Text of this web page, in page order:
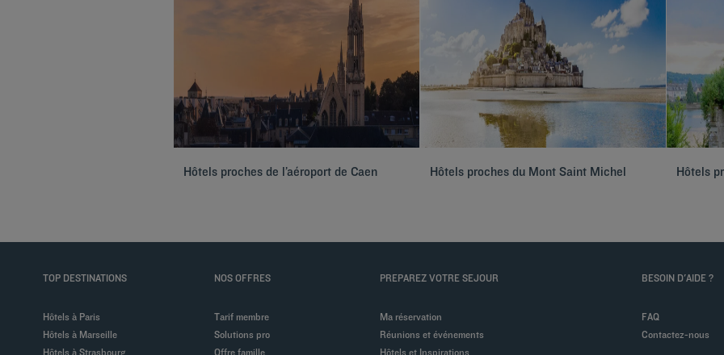
Hôtels proches de l’aéroport de Caen Hôtels proches du Mont Saint Michel Hôtels
TOP DESTINATIONS
Hôtels à Paris
Hôtels à Marseille
Hôtels à Strasbourg
NOS OFFRES
Tarif membre
Solutions pro
Offre famille
PREPAREZ VOTRE SEJOUR
Ma réservation
Réunions et événements
Hôtels et Inspirations
BESOIN D'AIDE ?
FAQ
Contactez-nous